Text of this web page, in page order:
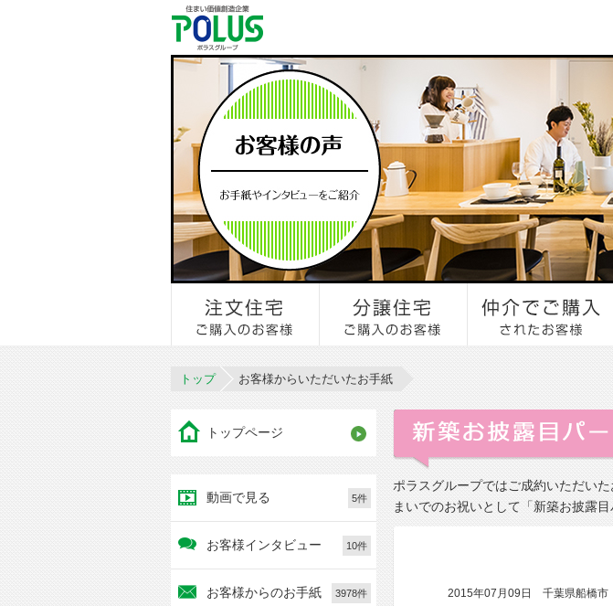
トップ お客様からいただいたお手紙
ポラスグループではご成約いただい
まいでのお祝いとして「新築お披露
2015年07月09日 千葉県船橋
トップページ
動画で見る 5件
お客様インタビュー 10件
お客様からのお手紙 3978件